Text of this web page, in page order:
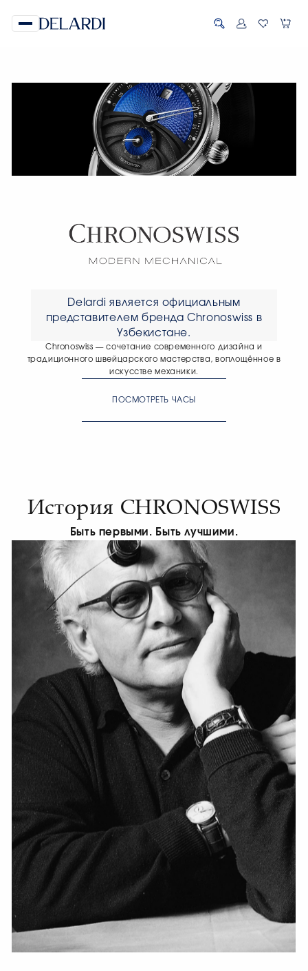
Delardi является официальным
представителем бренда Chronoswiss в
Узбекистане.
Chronoswiss — сочетание современного дизайна и
традиционного швейцарского мастерства, воплощённое в
искусстве механики.
ПОСМОТРЕТЬ ЧАСЫ
История CHRONOSWISS
Быть первыми. Быть лучшими.